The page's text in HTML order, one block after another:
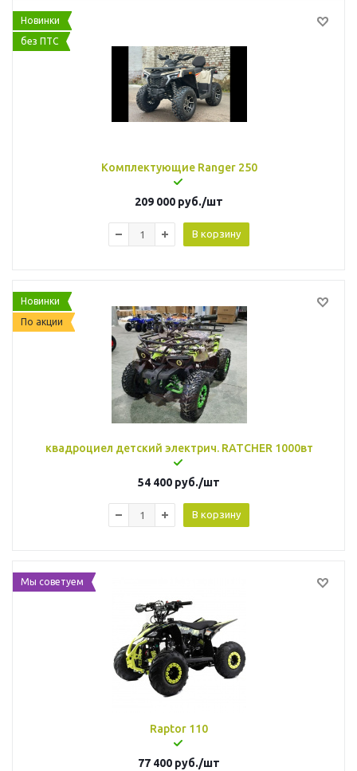
Новинки
без ПТС
Комплектующие Ranger 250
209 000 руб./шт
В корзину
Новинки
По акции
квадроциел детский электрич. RATCHER 1000вт
54 400 руб./шт
В корзину
Мы советуем
Raptor 110
77 400 руб./шт